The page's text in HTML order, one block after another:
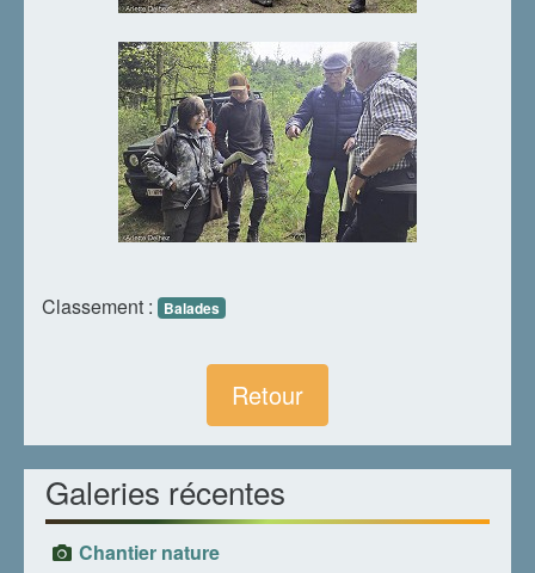
Classement : Balades
Retour
Galeries récentes
Chantier nature